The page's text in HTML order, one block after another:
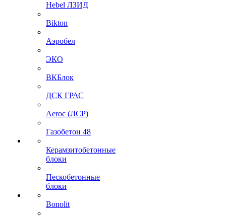
Hebel ЛЗИД
Bikton
Аэробел
ЭКО
ВКБлок
ДСК ГРАС
Aeroc (ЛСР)
Газобетон 48
Керамзитобетонные
блоки
Пескобетонные
блоки
Bonolit